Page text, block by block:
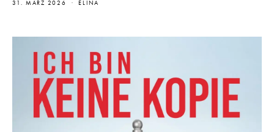
31. MÄRZ 2026 ELINA